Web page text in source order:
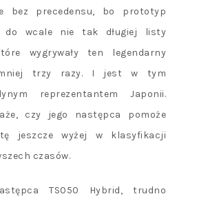
bez precedensu, bo prototyp
do wcale nie tak długiej listy
wygrywały ten legendarny
trzy razy. I jest w tym
reprezentantem Japonii.
czy jego następca pomoże
jeszcze wyżej w klasyfikacji
czasów.
TS050 Hybrid, trudno